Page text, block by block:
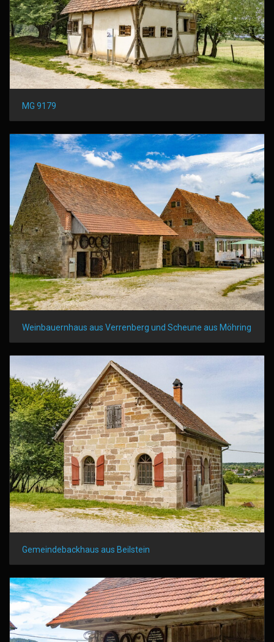
MG 9179
Weinbauernhaus aus Verrenberg und Scheune aus Möhring
Gemeindebackhaus aus Beilstein